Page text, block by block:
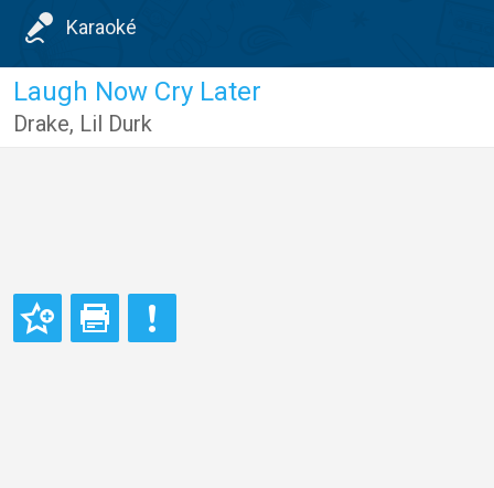
Karaoké
Laugh Now Cry Later
Drake, Lil Durk